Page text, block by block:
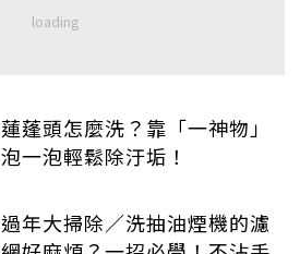
蓮蓬頭怎麼洗？靠「一神物」
泡一泡輕鬆除汙垢！
過年大掃除／洗抽油煙機的濾